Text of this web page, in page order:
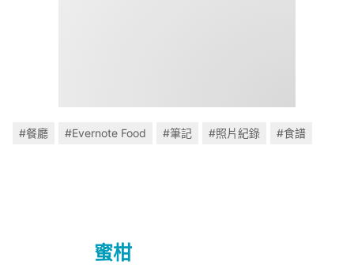
#餐廳 #Evernote Food #筆記 #照片紀錄 #食譜
蜜柑